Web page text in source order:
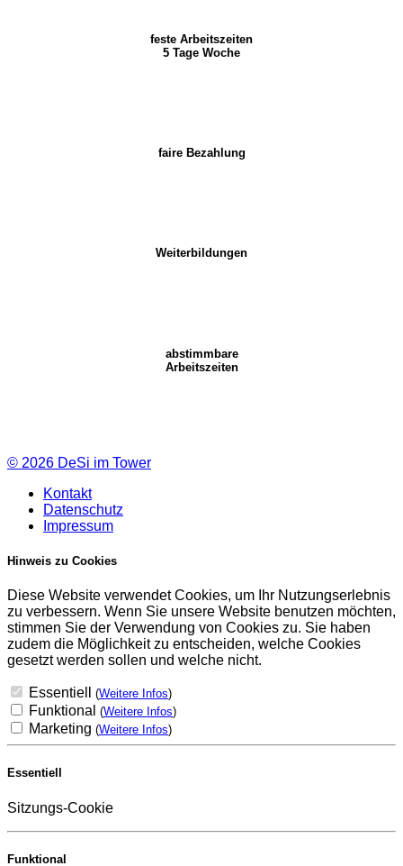
feste Arbeitszeiten
5 Tage Woche
faire Bezahlung
Weiterbildungen
abstimmbare
Arbeitszeiten
© 2026 DeSi im Tower
Kontakt
Datenschutz
Impressum
Hinweis zu Cookies
Diese Website verwendet Cookies, um Ihr Nutzungserlebnis
zu verbessern. Wenn Sie unsere Website benutzen möchten,
stimmen Sie der Verwendung von Cookies zu. Sie haben
zudem die Möglichkeit zu entscheiden, welche Cookies
gesetzt werden sollen und welche nicht.
Essentiell (Weitere Infos)
Funktional (Weitere Infos)
Marketing (Weitere Infos)
Essentiell
Sitzungs-Cookie
Funktional